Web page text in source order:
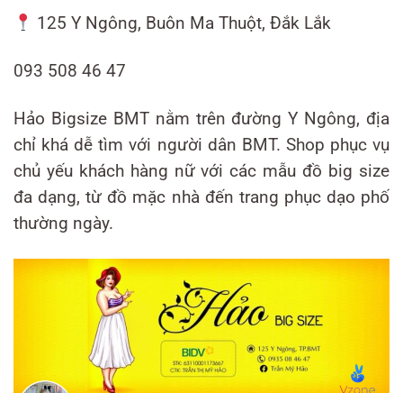
125 Y Ngông, Buôn Ma Thuột, Đắk Lắk
093 508 46 47
Hảo Bigsize BMT nằm trên đường Y Ngông, địa
chỉ khá dễ tìm với người dân BMT. Shop phục vụ
chủ yếu khách hàng nữ với các mẫu đồ big size
đa dạng, từ đồ mặc nhà đến trang phục dạo phố
thường ngày.